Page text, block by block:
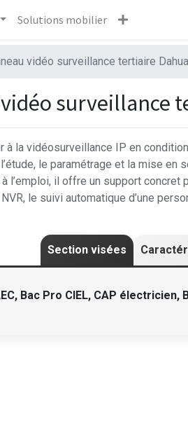
Solutions mobilier
vidéo surveillance tertiaire Dahua
surveillance
à la vidéosurveillance IP en
le paramétrage et la mise
l’emploi, il offre un support concret
NVR, le suivi automatique d’une
Section visées
Bac Pro CIEL, CAP électricien,